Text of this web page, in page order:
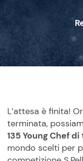
L’attesa è finita!
terminata,
135 Young Chef
mondo scelti per